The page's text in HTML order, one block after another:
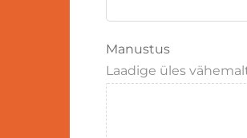
Manustus
Laadige üles